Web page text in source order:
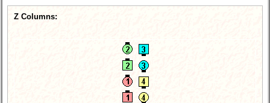
Z Columns: